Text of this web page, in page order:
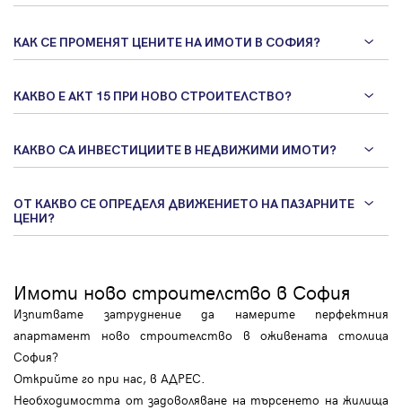
КАК СЕ ПРОМЕНЯТ ЦЕНИТЕ НА ИМОТИ В СОФИЯ?
КАКВО Е АКТ 15 ПРИ НОВО СТРОИТЕЛСТВО?
КАКВО СА ИНВЕСТИЦИИТЕ В НЕДВИЖИМИ ИМОТИ?
ОТ КАКВО СЕ ОПРЕДЕЛЯ ДВИЖЕНИЕТО НА ПАЗАРНИТЕ
ЦЕНИ?
Имоти ново строителство в София
Изпитвате затруднение да намерите перфектния
апартамент ново строителство в оживената столица
София?
Открийте го при нас, в АДРЕС.
Необходимостта от задоволяване на търсенето на жилища